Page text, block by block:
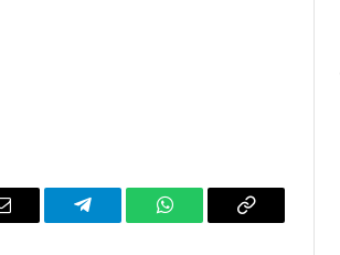
Email Telegram WhatsAppCopy